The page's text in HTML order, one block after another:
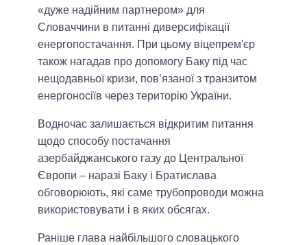
«дуже надійним партнером» для
Словаччини в питанні диверсифікації
енергопостачання. При цьому віцепрем'єр
також нагадав про допомогу Баку під час
нещодавньої кризи, пов’язаної з транзитом
енергоносіїв через територію України.
Водночас залишається відкритим питання
щодо способу постачання
азербайджанського газу до Центральної
Європи – наразі Баку і Братислава
обговорюють, які саме трубопроводи можна
використовувати і в яких обсягах.
Раніше глава найбільшого словацького